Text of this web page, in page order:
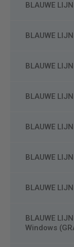
BLAUWE
BLAUWE
BLAUWE
BLAUWE
BLAUWE
BLAUWE
BLAUWE
BLAUWE
Windows